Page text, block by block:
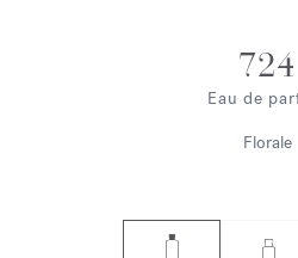
724
Eau de
Florale